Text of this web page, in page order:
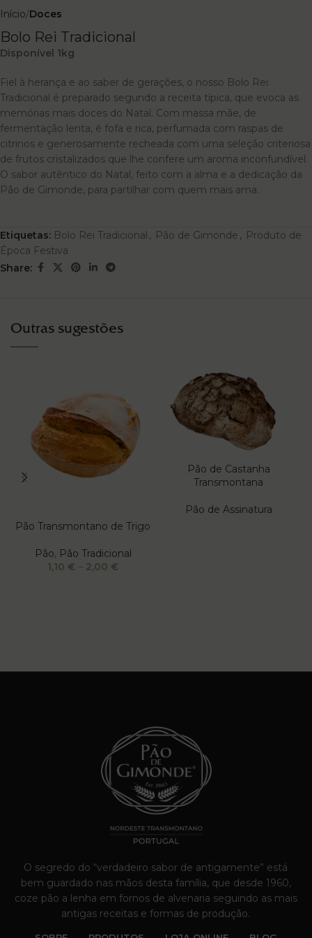
Início Doces
Bolo Rei Tradicional
Disponível 1kg
Fiel à herança e ao saber de gerações, o nosso Bolo Rei
Tradicional é preparado segundo a receita típica, que evoca as
memórias mais doces do Natal. Com massa mãe, de
fermentação lenta, é fofa e rica, perfumada com raspas de
citrinos e generosamente recheada com uma seleção criteriosa
de frutos cristalizados que lhe confere um aroma inconfundível.
O sabor autêntico do Natal, feito com a alma e a dedicação da
Pão de Gimonde, para partilhar com quem mais ama.
Etiquetas: Bolo Rei Tradicional , Pão de Gimonde , Produto de
Época Festiva
Share:
Outras sugestões
Pão Transmontano de Trigo
Pão, Pão Tradicional
1,10 € – 2,00 €
Pão de Castanha
Transmontana
Pão de Assinatura
O segredo do “verdadeiro sabor de antigamente” está
bem guardado nas mãos desta família, que desde 1960,
coze pão a lenha em fornos de alvenaria seguindo as mais
antigas receitas e formas de produção.